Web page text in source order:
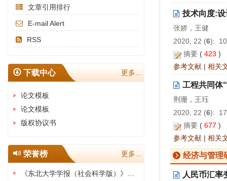
技术向度:
张娇，王健
2020, 22 (6):
摘要 ( 423 )
参考文献 | 相关
工程共同体
荆珊，王珏
2020, 22 (6):
摘要 ( 677 )
参考文献 | 相关
经济与管理
人民币汇率
文章引用排行
E-mail Alert
RSS
下载中心 更多...
论文模板
论文模板
版权协议书
荣誉榜 更多...